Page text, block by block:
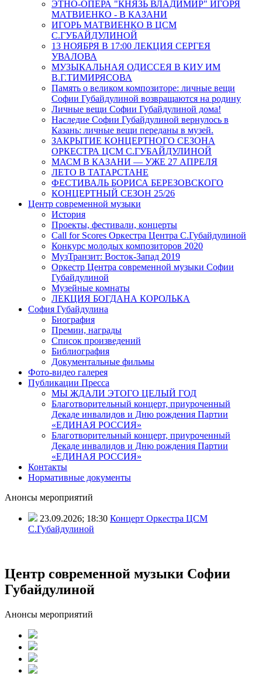
ЭТНО-ОПЕРА "КНЯЗЬ ВЛАДИМИР" ИГОРЯ
МАТВИЕНКО - В КАЗАНИ
ИГОРЬ МАТВИЕНКО В ЦСМ
С.ГУБАЙДУЛИНОЙ
13 НОЯБРЯ В 17:00 ЛЕКЦИЯ СЕРГЕЯ
УВАЛОВА
МУЗЫКАЛЬНАЯ ОДИССЕЯ В КИУ ИМ
В.Г.ТИМИРЯСОВА
Память о великом композиторе: личные вещи
Софии Губайдулиной возвращаются на родину
Личные вещи Софии Губайдулиной дома!
Наследие Софии Губайдулиной вернулось в
Казань: личные вещи переданы в музей.
ЗАКРЫТИЕ КОНЦЕРТНОГО СЕЗОНА
ОРКЕСТРА ЦСМ С.ГУБАЙДУЛИНОЙ
МАСМ В КАЗАНИ — УЖЕ 27 АПРЕЛЯ
ЛЕТО В ТАТАРСТАНЕ
ФЕСТИВАЛЬ БОРИСА БЕРЕЗОВСКОГО
КОНЦЕРТНЫЙ СЕЗОН 25/26
Центр современной музыки
История
Проекты, фестивали, концерты
Call for Scores Оркестра Центра С.Губайдулиной
Конкурс молодых композиторов 2020
МузТранзит: Восток-Запад 2019
Оркестр Центра современной музыки Софии
Губайдулиной
Музейные комнаты
ЛЕКЦИЯ БОГДАНА КОРОЛЬКА
София Губайдулина
Биография
Премии, награды
Список произведений
Библиография
Документальные фильмы
Фото-видео галерея
Публикации Пресса
МЫ ЖДАЛИ ЭТОГО ЦЕЛЫЙ ГОД
Благотворительный концерт, приуроченный
Декаде инвалидов и Дню рождения Партии
«ЕДИНАЯ РОССИЯ»
Благотворительный концерт, приуроченный
Декаде инвалидов и Дню рождения Партии
«ЕДИНАЯ РОССИЯ»
Контакты
Нормативные документы
Анонсы мероприятий
23.09.2026; 18:30 Концерт Оркестра ЦСМ
С.Губайдулиной
Центр современной музыки Софии
Губайдулиной
Анонсы мероприятий